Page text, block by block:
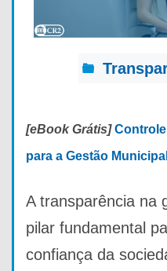
[eBook Grátis]
para a Gestão Municipal
A transparência na
pilar fundamental
confiança da